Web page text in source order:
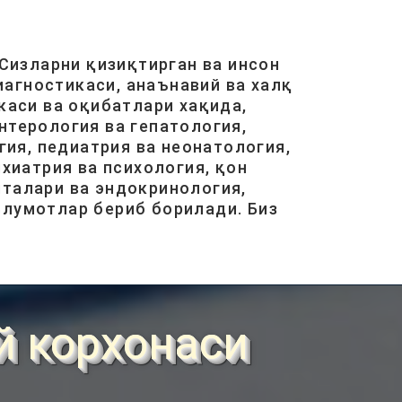
ОСТЕОХОНДРОЗ НИМА,
САБАБЛАРИ, ТУРЛАРИ,
АСОРАТЛАРИ. ...
ГАЙМОРИТ, БЕЛГИЛАРИ ВА
ТУРЛАРИ. ...
ГЕМАНГИОМА НИМА? ...
қизиқтирган ва инсон
анаънавий ва халқ
ва оқибатлари хақида,
ва гепатология,
педиатрия ва неонатология,
ва психология, қон
ва эндокринология,
бериб борилади. Биз
корхонаси